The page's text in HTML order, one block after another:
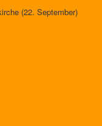
(22. September)